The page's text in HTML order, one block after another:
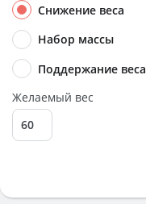
Снижение веса
Набор массы
Поддержание веса
Желаемый вес